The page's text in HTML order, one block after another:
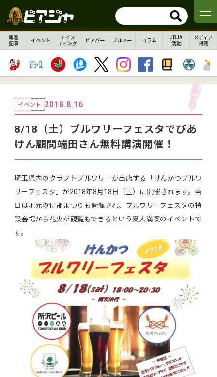
新着
記事
イベント
テイス
ティング
ビアバー ブルワー コラム
JBJA
活動
メディア
掲載
イベント 2018.8.16
8/18（土）ブルワリーフェスタでびあ
けん顧問端田さん無料講演開催！
埼玉県内のクラフトブルワリーが出店する「けんかつブルワ
リーフェスタ」が2018年8月18日（土）に開催されます。当
日は地元の伊那まつりも開催され、ブルワリーフェスタの特
設会場から花火が観覧もできるという夏大満喫のイベントで
す。